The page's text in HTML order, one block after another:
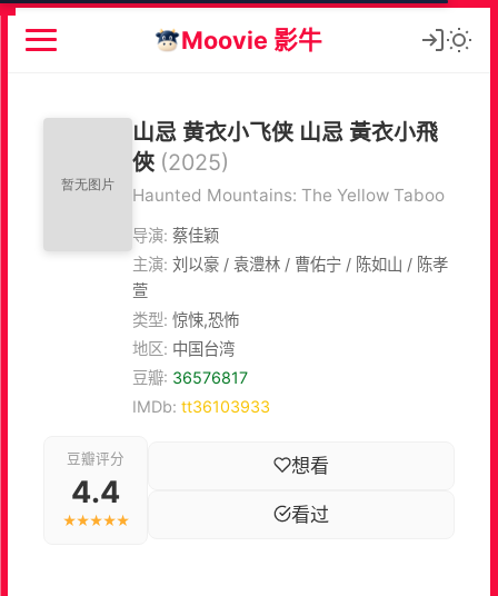
Moovie 影牛
山忌 黄衣小飞侠 山忌 黃衣小飛
俠 (2025)
Haunted Mountains: The Yellow Taboo
导演: 蔡佳颖
主演: 刘以豪 / 袁澧林 / 曹佑宁 / 陈如山 / 陈孝
萱
类型: 惊悚,恐怖
地区: 中国台湾
豆瓣: 36576817
IMDb: tt36103933
豆瓣评分
4.4
★★★★★
想看
看过